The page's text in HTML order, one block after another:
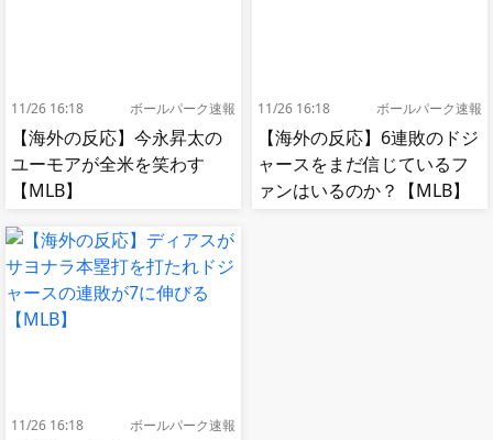
11/26 16:18 ボールパーク速報
【海外の反応】今永昇太の
ユーモアが全米を笑わす
【MLB】
11/26 16:18 ボールパーク速報
【海外の反応】6連敗のドジ
ャースをまだ信じているフ
ァンはいるのか？【MLB】
11/26 16:18 ボールパーク速報